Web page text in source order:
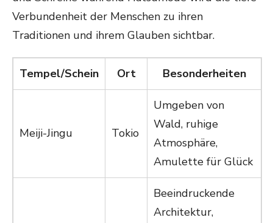
Verbundenheit der Menschen zu ihren
Traditionen und ihrem Glauben sichtbar.
Tempel/Schein Ort Besonderheiten
Meiji-Jingu Tokio
Umgeben von
Wald, ruhige
Atmosphäre,
Amulette für Glück
Beeindruckende
Architektur,